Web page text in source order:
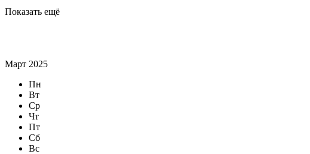
Показать ещё
Март 2025
Пн
Вт
Ср
Чт
Пт
Сб
Вс